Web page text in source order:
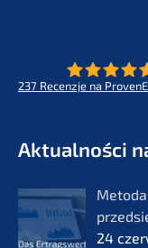
237 Recenz­je na
Aktual­ności
24